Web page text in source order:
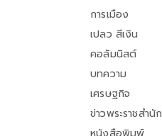
การเมือง
เปลว สีเงิน
คอลัมนิสต์
บทความ
เศรษฐกิจ
ข่าวพระราชสำนัก